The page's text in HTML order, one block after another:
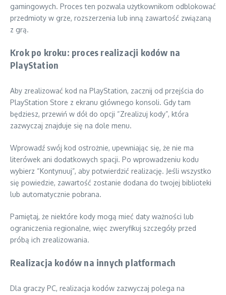
gamingowych. Proces ten pozwala użytkownikom odblokować
przedmioty w grze, rozszerzenia lub inną zawartość związaną
z grą.
Krok po kroku: proces realizacji kodów na
PlayStation
Aby zrealizować kod na PlayStation, zacznij od przejścia do
PlayStation Store z ekranu głównego konsoli. Gdy tam
będziesz, przewiń w dół do opcji “Zrealizuj kody”, która
zazwyczaj znajduje się na dole menu.
Wprowadź swój kod ostrożnie, upewniając się, że nie ma
literówek ani dodatkowych spacji. Po wprowadzeniu kodu
wybierz “Kontynuuj”, aby potwierdzić realizację. Jeśli wszystko
się powiedzie, zawartość zostanie dodana do twojej biblioteki
lub automatycznie pobrana.
Pamiętaj, że niektóre kody mogą mieć daty ważności lub
ograniczenia regionalne, więc zweryfikuj szczegóły przed
próbą ich zrealizowania.
Realizacja kodów na innych platformach
Dla graczy PC, realizacja kodów zazwyczaj polega na